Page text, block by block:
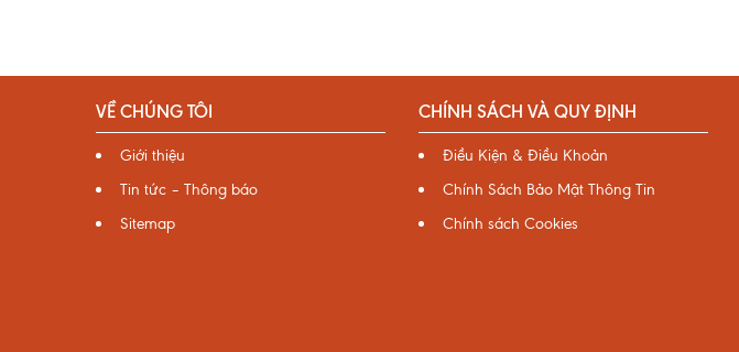
VỀ CHÚNG TÔI
Giới thiệu
Tin tức – Thông báo
Sitemap
CHÍNH SÁCH VÀ QUY ĐỊNH
Điều Kiện & Điều Khoản
Chính Sách Bảo Mật Thông Tin
Chính sách Cookies